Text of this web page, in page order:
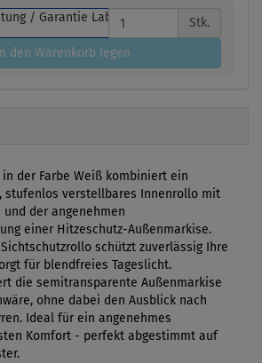
Stk.
den Warenkorb legen
in der Farbe Weiß kombiniert ein
stufenlos verstellbares Innenrollo mit
der angenehmen
einer Hitzeschutz-Außenmarkise.
schützt zuverlässig Ihre
für blendfreies Tageslicht.
die semitransparente Außenmarkise
ohne dabei den Ausblick nach
Ideal für ein angenehmes
Komfort - perfekt abgestimmt auf